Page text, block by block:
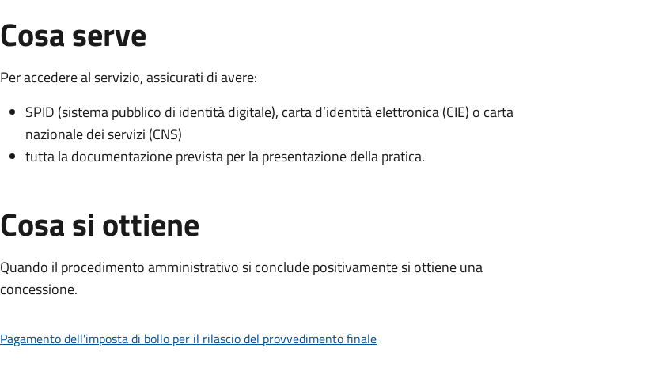
Cosa serve
Per accedere al servizio, assicurati di avere:
SPID (sistema pubblico di identità digitale), carta d’identità elettronica (CIE) o carta
nazionale dei servizi (CNS)
tutta la documentazione prevista per la presentazione della pratica.
Cosa si ottiene
Quando il procedimento amministrativo si conclude positivamente si ottiene una
concessione.
Pagamento dell'imposta di bollo per il rilascio del provvedimento finale